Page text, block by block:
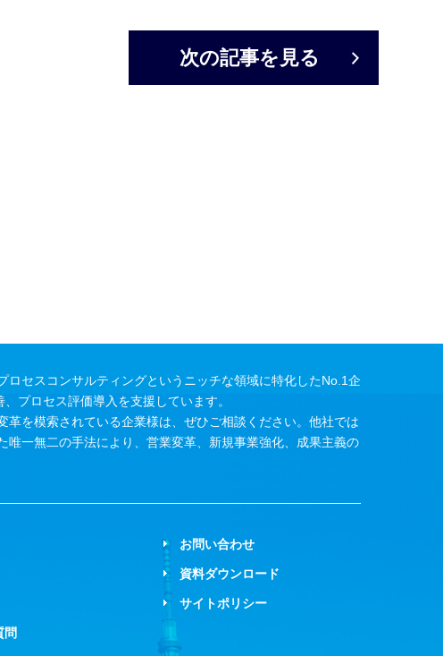
次の記事を見る
セスコンサルティングというニッチな領域に特化したNo.1企
プロセス評価導入を支援しています。
を模索されている企業様は、ぜひご相談ください。他社では
一無二の手法により、営業変革、新規事業強化、成果主義の
問
お問い合わせ
資料ダウンロード
サイトポリシー